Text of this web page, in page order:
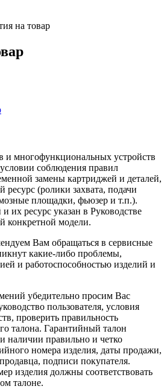
на товар
и многофункциональных устройств
соблюдения правил
замены картриджей и деталей,
(ролики захвата, подачи
площадки, фьюзер и т.п.).
их ресурс указан в Руководстве
конкретной модели.
Вам обращаться в сервисные
какие-либо проблемы,
и работоспособностью изделий и
убедительно просим Вас
пользователя, условия
проверить правильность
талона. Гарантийный талон
наличии правильно и четко
номера изделия, даты продажи,
подписи покупателя.
изделия должны соответствовать
талоне.